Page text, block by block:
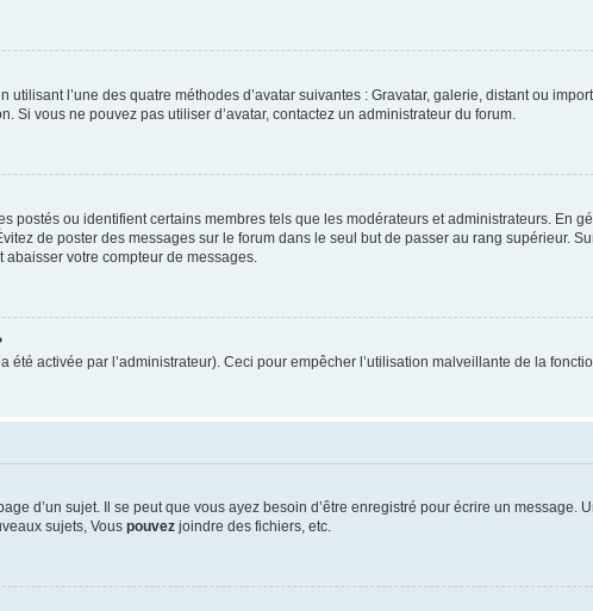
l’une des quatre méthodes d’avatar suivantes : Gravatar, galerie, distant ou
vous ne pouvez pas utiliser d’avatar, contactez un administrateur du forum.
postés ou identifient certains membres tels que les modérateurs et administrateurs. En
de poster des messages sur le forum dans le seul but de passer au rang supérieur.
votre compteur de messages.
activée par l’administrateur). Ceci pour empêcher l’utilisation malveillante de la
d’un sujet. Il se peut que vous ayez besoin d’être enregistré pour écrire un message.
sujets, Vous pouvez joindre des fichiers, etc.